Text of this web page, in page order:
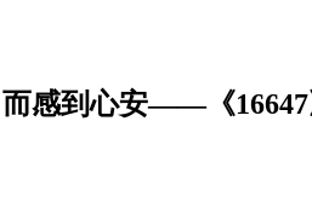
感到心安——《